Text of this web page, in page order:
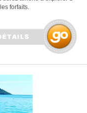
forfaits.